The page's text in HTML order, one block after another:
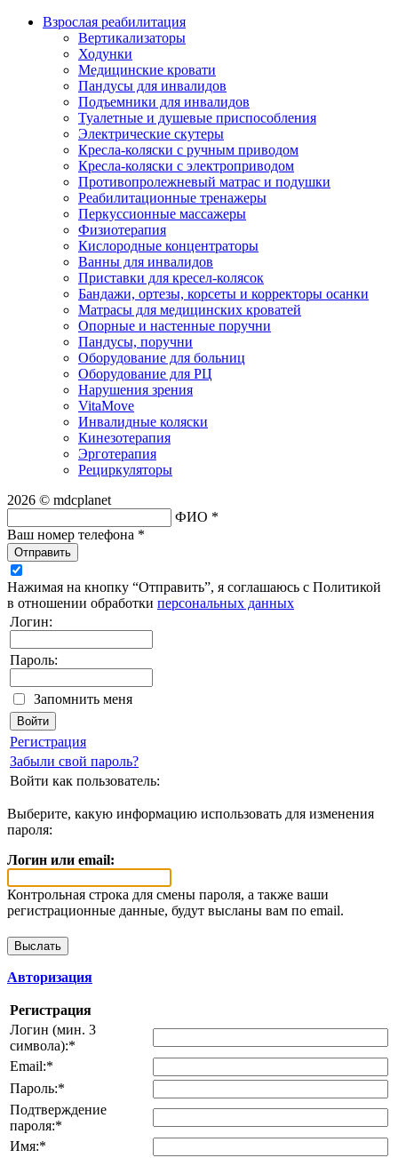
Взрослая реабилитация
Вертикализаторы
Ходунки
Медицинские кровати
Пандусы для инвалидов
Подъемники для инвалидов
Туалетные и душевые приспособления
Электрические скутеры
Кресла-коляски с ручным приводом
Кресла-коляски с электроприводом
Противопролежневый матрас и подушки
Реабилитационные тренажеры
Перкуссионные массажеры
Физиотерапия
Кислородные концентраторы
Ванны для инвалидов
Приставки для кресел-колясок
Бандажи, ортезы, корсеты и корректоры осанки
Матрасы для медицинских кроватей
Опорные и настенные поручни
Пандусы, поручни
Оборудование для больниц
Оборудование для РЦ
Нарушения зрения
VitaMove
Инвалидные коляски
Кинезотерапия
Эрготерапия
Рециркуляторы
2026 © mdcplanet
ФИО *
Ваш номер телефона *
Отправить
Нажимая на кнопку “Отправить”, я соглашаюсь с Политикой
в отношении обработки персональных данных
Логин:
Пароль:
Запомнить меня
Регистрация
Забыли свой пароль?
Войти как пользователь:
Выберите, какую информацию использовать для изменения
пароля:
Логин или email:
Контрольная строка для смены пароля, а также ваши
регистрационные данные, будут высланы вам по email.
Авторизация
Регистрация
Логин (мин. 3
символа):*
Email:*
Пароль:*
Подтверждение
пароля:*
Имя:*